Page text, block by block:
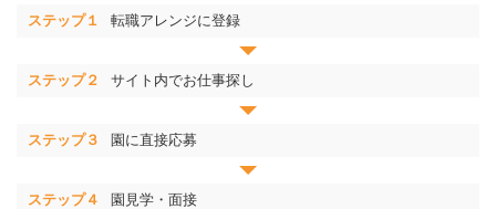
ステップ１ 転職アレンジに登録
ステップ２ サイト内でお仕事探し
ステップ３ 園に直接応募
ステップ４ 園見学・面接